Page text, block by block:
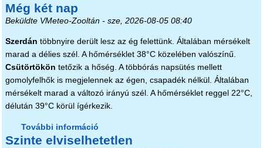
Még két nap
Beküldte VMeteo-Zooltán- sze, 2026-08-05 08:40
Szerdán többnyire derült lesz az ég felettünk. Általában mérsékelt
marad a délies szél. A hőmérséklet 38°C közelében valószínű.
Csütörtökön tetőzik a hőség. A többórás napsütés mellett
gomolyfelhők is megjelennek az égen, csapadék nélkül. Általában
mérsékelt marad a változó irányú szél. A hőmérséklet reggel 22°C,
délután 39°C körül ígérkezik.
További információ
kapcsolatosan
Szinte elviselhetetlen